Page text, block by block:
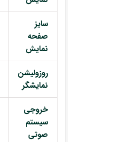
سایز
صفحه
نمایش
روزولیشن
نمایشگر
خروجی
سیستم
صوتی